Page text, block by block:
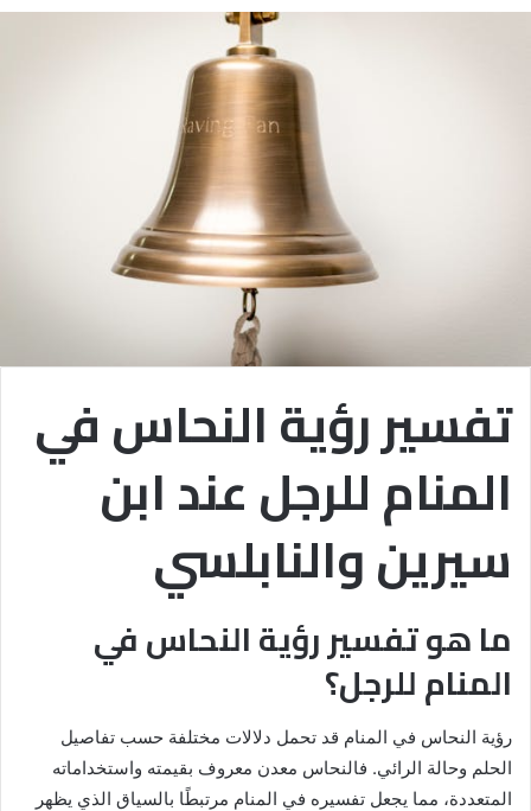
تفسير رؤية النحاس في
المنام للرجل عند ابن
سيرين والنابلسي
ما هو تفسير رؤية النحاس في
المنام للرجل؟
رؤية النحاس في المنام قد تحمل دلالات مختلفة حسب تفاصيل
الحلم وحالة الرائي. فالنحاس معدن معروف بقيمته واستخداماته
المتعددة، مما يجعل تفسيره في المنام مرتبطًا بالسياق الذي يظهر